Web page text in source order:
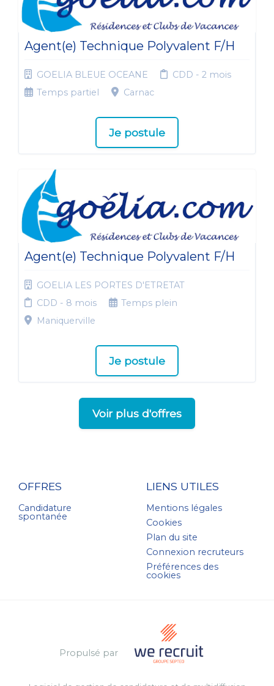
Agent(e) Technique Polyvalent F/H
GOELIA BLEUE OCEANE
CDD - 2 mois
Temps partiel
Carnac
Je postule
Agent(e) Technique Polyvalent F/H
GOELIA LES PORTES D'ETRETAT
CDD - 8 mois
Temps plein
Maniquerville
Je postule
Voir plus d'offres
OFFRES
Candidature
spontanée
LIENS UTILES
Mentions légales
Cookies
Plan du site
Connexion recruteurs
Préférences des
cookies
Propulsé par